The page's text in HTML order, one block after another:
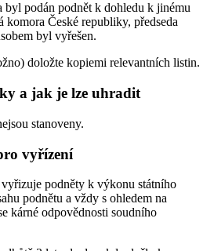
byl podán podnět k dohledu k jinému
komora České republiky, předseda
byl vyřešen.
doložte kopiemi relevantních listin.
a jak je lze uhradit
stanoveny.
vyřízení
podněty k výkonu státního
podnětu a vždy s ohledem na
kárné odpovědnosti soudního